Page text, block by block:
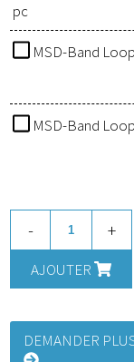
pc
MSD-Band
MSD-Band
- +
AJOUTER
DEMANDER